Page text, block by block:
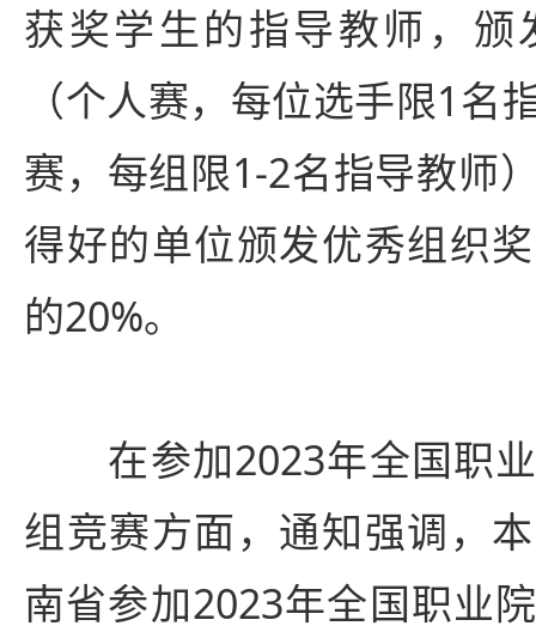
获奖学生的指导教师，颁
（个人赛，每位选手限1名
赛，每组限1-2名指导教师
得好的单位颁发优秀组织
的20%。
在参加2023年全国职业
组竞赛方面，通知强调，
南省参加2023年全国职业